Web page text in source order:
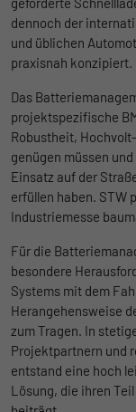
dennoch der
und üblichen
praxisnah konzipiert.
Das
projektspezifische
Robustheit,
genügen müssen
Einsatz auf der
erfüllen haben. STW
Industriemesse
Für die
besondere
Systems mit dem
Herangehensweise
zum Tragen. In
Projektpartnern und
entstand eine hoch
Lösung, die ihren
Anbieter
Laufzeit 1
Zweck
Name
Anbieter
Laufzeit 1
Zweck
Name
Laufzeit 1
Zweck
Anbieter
Laufzeit 2
Zweck